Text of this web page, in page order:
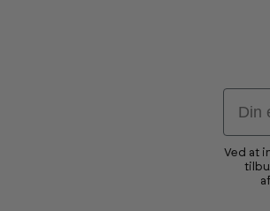
Email
Ved at